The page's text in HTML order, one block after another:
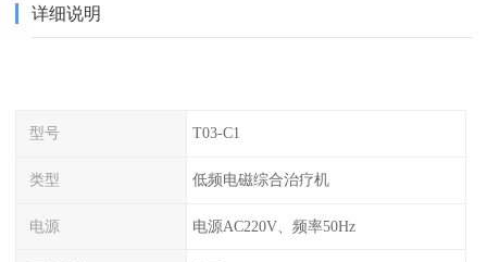
详细说明
型号 T03-C1
类型 低频电磁综合治疗机
电源 电源AC220V、频率50Hz